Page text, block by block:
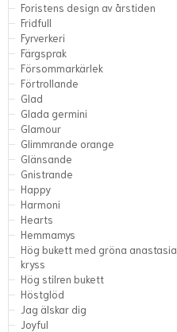
Foristens design av årstiden
Fridfull
Fyrverkeri
Färgsprak
Försommarkärlek
Förtrollande
Glad
Glada germini
Glamour
Glimmrande orange
Glänsande
Gnistrande
Happy
Harmoni
Hearts
Hemmamys
Hög bukett med gröna anastasia
kryss
Hög stilren bukett
Höstglöd
Jag älskar dig
Joyful